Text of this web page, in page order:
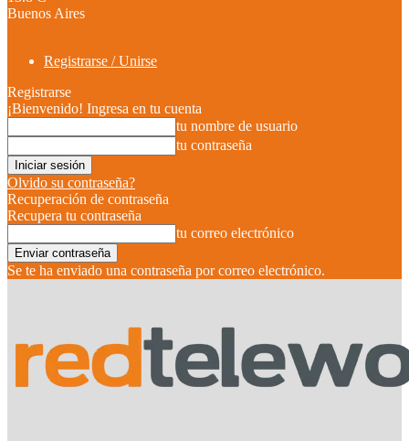
Buenos Aires
Registrarse / Unirse
Registrarse
¡Bienvenido! Ingresa en tu cuenta
tu nombre de usuario
tu contraseña
Olvido su contraseña?
Recuperación de contraseña
Recupera tu contraseña
tu correo electrónico
Se te ha enviado una contraseña por correo electrónico.